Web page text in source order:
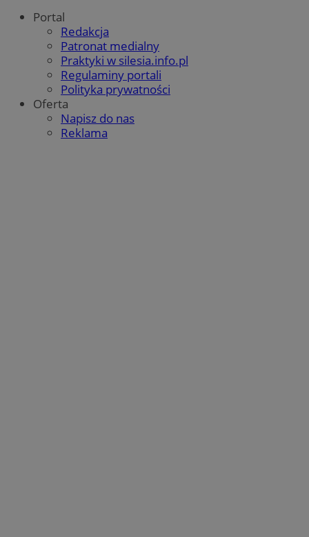
Portal
Redakcja
Patronat medialny
Praktyki w silesia.info.pl
Regulaminy portali
Polityka prywatności
Oferta
Napisz do nas
Reklama